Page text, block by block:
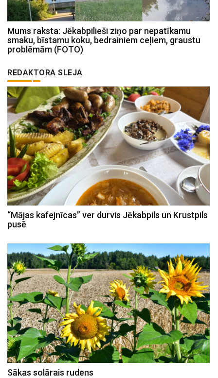
Mums raksta: Jēkabpilieši ziņo par nepatīkamu
smaku, bīstamu koku, bedrainiem ceļiem, graustu
problēmām (FOTO)
REDAKTORA SLEJA
“Mājas kafejnīcas” ver durvis Jēkabpils un Krustpils
pusē
Sākas solārais rudens